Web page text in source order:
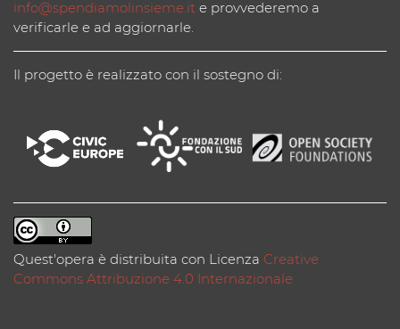
info@spendiamolinsieme.it e provvederemo a
verificarle e ad aggiornarle.
Il progetto è realizzato con il sostegno di:
Quest'opera è distribuita con Licenza Creative
Commons Attribuzione 4.0 Internazionale